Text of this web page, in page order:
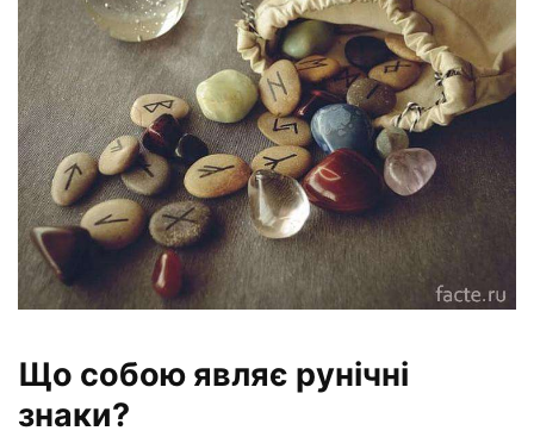
Що собою являє рунічні
знаки?